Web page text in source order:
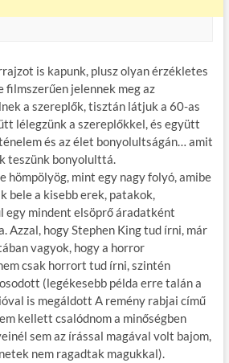
is kapunk, plusz olyan érzékletes
filmszerűen jelennek meg az
a szereplők, tisztán látjuk a 60-as
lélegzünk a szereplőkkel, és együtt
és az élet bonyolultságán… amit
teszünk bonyolulttá.
hömpölyög, mint egy nagy folyó, amibe
bele a kisebb erek, patakok,
egy mindent elsöprő áradatként
Azzal, hogy Stephen King tud írni, már
vagyok, hogy a horror
csak horrort tud írni, szintén
(legékesebb példa erre talán a
is megáldott A remény rabjai című
kellett csalódnom a minőségben
sem az írással magával volt bajom,
nem ragadtak magukkal).